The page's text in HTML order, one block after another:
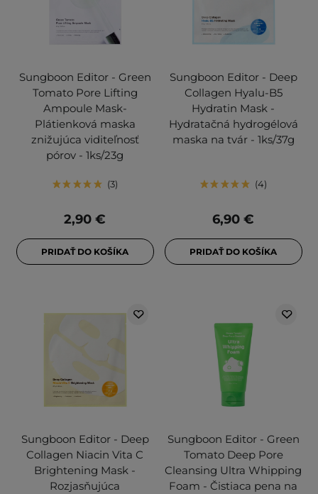
Sungboon Editor - Green
Tomato Pore Lifting
Ampoule Mask-
Plátienková maska
znižujúca viditeľnosť
pórov - 1ks/23g
3
2,90 €
PRIDAŤ DO KOŠÍKA
Sungboon Editor - Deep
Collagen Hyalu-B5
Hydratin Mask -
Hydratačná hydrogélová
maska na tvár - 1ks/37g
4
6,90 €
PRIDAŤ DO KOŠÍKA
Sungboon Editor - Deep
Collagen Niacin Vita C
Brightening Mask -
Rozjasňujúca
Sungboon Editor - Green
Tomato Deep Pore
Cleansing Ultra Whipping
Foam - Čistiaca pena na